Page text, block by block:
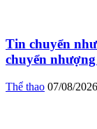
Tin chuyển
chuyển
Thể thao 07/08/2026